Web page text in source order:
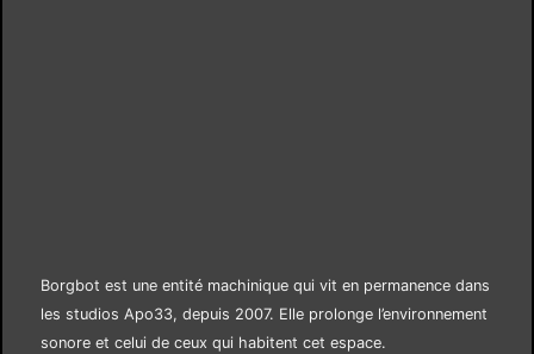
Borgbot est une entité machinique qui vit en permanence dans
les studios Apo33, depuis 2007. Elle prolonge l’environnement
sonore et celui de ceux qui habitent cet espace.